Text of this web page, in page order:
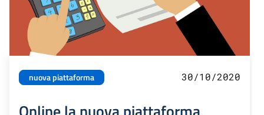
nuova piattaforma 30/10/2020